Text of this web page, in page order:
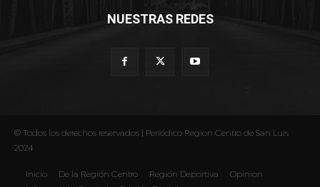
NUESTRAS REDES
© Todos los derechos reservados | Periódico Region Centro de San Luis
2024
Inicio De la Región Centro Región Deportiva
Opinion